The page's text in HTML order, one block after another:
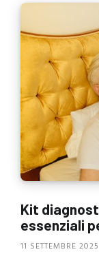
Kit
essenziali
11 SETTEMBRE 2025